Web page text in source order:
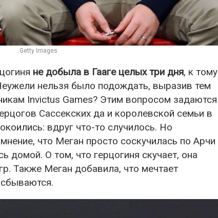
Getty Images
не добыла в Гааге целых три дня, к тому
нельзя было подождать, выразив тем
Invictus Games? Этим вопросом задаются
Сассекских да и королевской семьи в
вдруг что-то случилось. Но
что Меган просто соскучилась по Арчи
домой. О том, что герцогиня скучает, она
Также Меган добавила, что мечтает